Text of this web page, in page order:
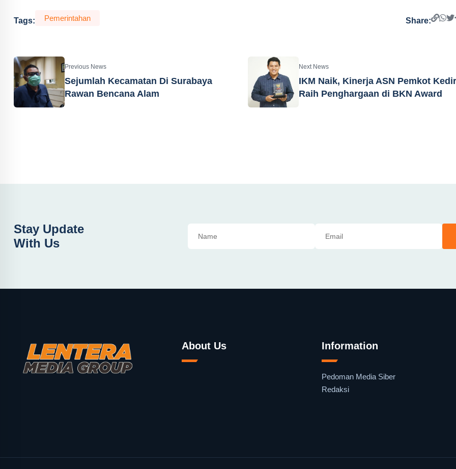
Tags: Pemerintahan Share:
Previous News
Sejumlah Kecamatan Di Surabaya
Rawan Bencana Alam
Next News
IKM Naik, Kinerja ASN Pemkot
Raih Penghargaan di BKN Award
Stay Update
With Us
About Us Information
Pedoman Media Siber
Redaksi